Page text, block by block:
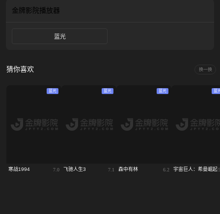
何重塑两人之间的母女关系……
金牌影院播放器
蓝光
猜你喜欢 换一换
蓝光
寒战1994 7.0
蓝光
飞驰人生3 7.1
蓝光
森中有林 6.2
蓝
宇宙巨人：希曼崛起